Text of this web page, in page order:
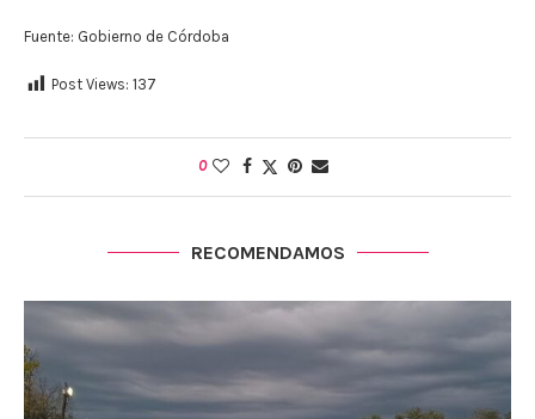
Fuente: Gobierno de Córdoba
Post Views: 137
0
RECOMENDAMOS